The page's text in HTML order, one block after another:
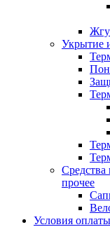
Укрытие
прочее
Условия оплаты